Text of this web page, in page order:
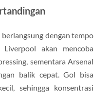
dengan tempo
akan mencoba
sementara Arsenal
balik cepat. Gol bisa
sehingga konsentrasi